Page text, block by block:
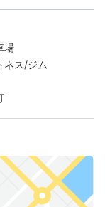
場
ネス/ジム